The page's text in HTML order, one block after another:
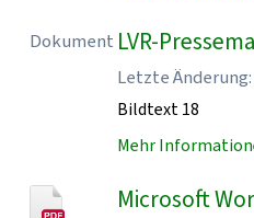
Dokument LVR-
Letzte Änderung:
Bildtext 18
Mehr
Microsoft